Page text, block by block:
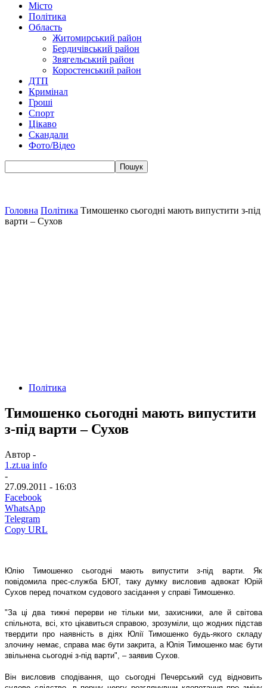
Місто
Політика
Область
Житомирський район
Бердичівський район
Звягельський район
Коростенський район
ДТП
Кримінал
Гроші
Спорт
Цікаво
Скандали
Фото/Відео
Головна Політика Тимошенко сьогодні мають випустити з-під
варти – Сухов
Політика
Тимошенко сьогодні мають випустити
з-під варти – Сухов
Автор -
1.zt.ua info
-
27.09.2011 - 16:03
Facebook
WhatsApp
Telegram
Copy URL
Юлію Тимошенко сьогодні мають випустити з-під варти. Як
повідомила прес-служба БЮТ, таку думку висловив адвокат Юрій
Сухов перед початком судового засідання у справі Тимошенко.
"За ці два тижні перерви не тільки ми, захисники, але й світова
спільнота, всі, хто цікавиться справою, зрозуміли, що жодних підстав
твердити про наявність в діях Юлії Тимошенко будь-якого складу
злочину немає, справа має бути закрита, а Юлія Тимошенко має бути
звільнена сьогодні з-під варти", – заявив Сухов.
Він висловив сподівання, що сьогодні Печерський суд відновить